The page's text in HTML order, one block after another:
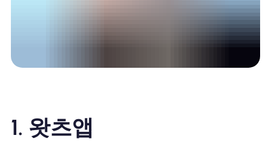
1. 왓츠앱